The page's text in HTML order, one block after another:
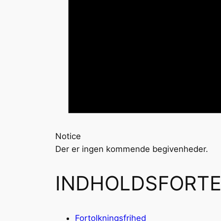
Notice
Der er ingen kommende begivenheder.
Fortolkningsfrihed